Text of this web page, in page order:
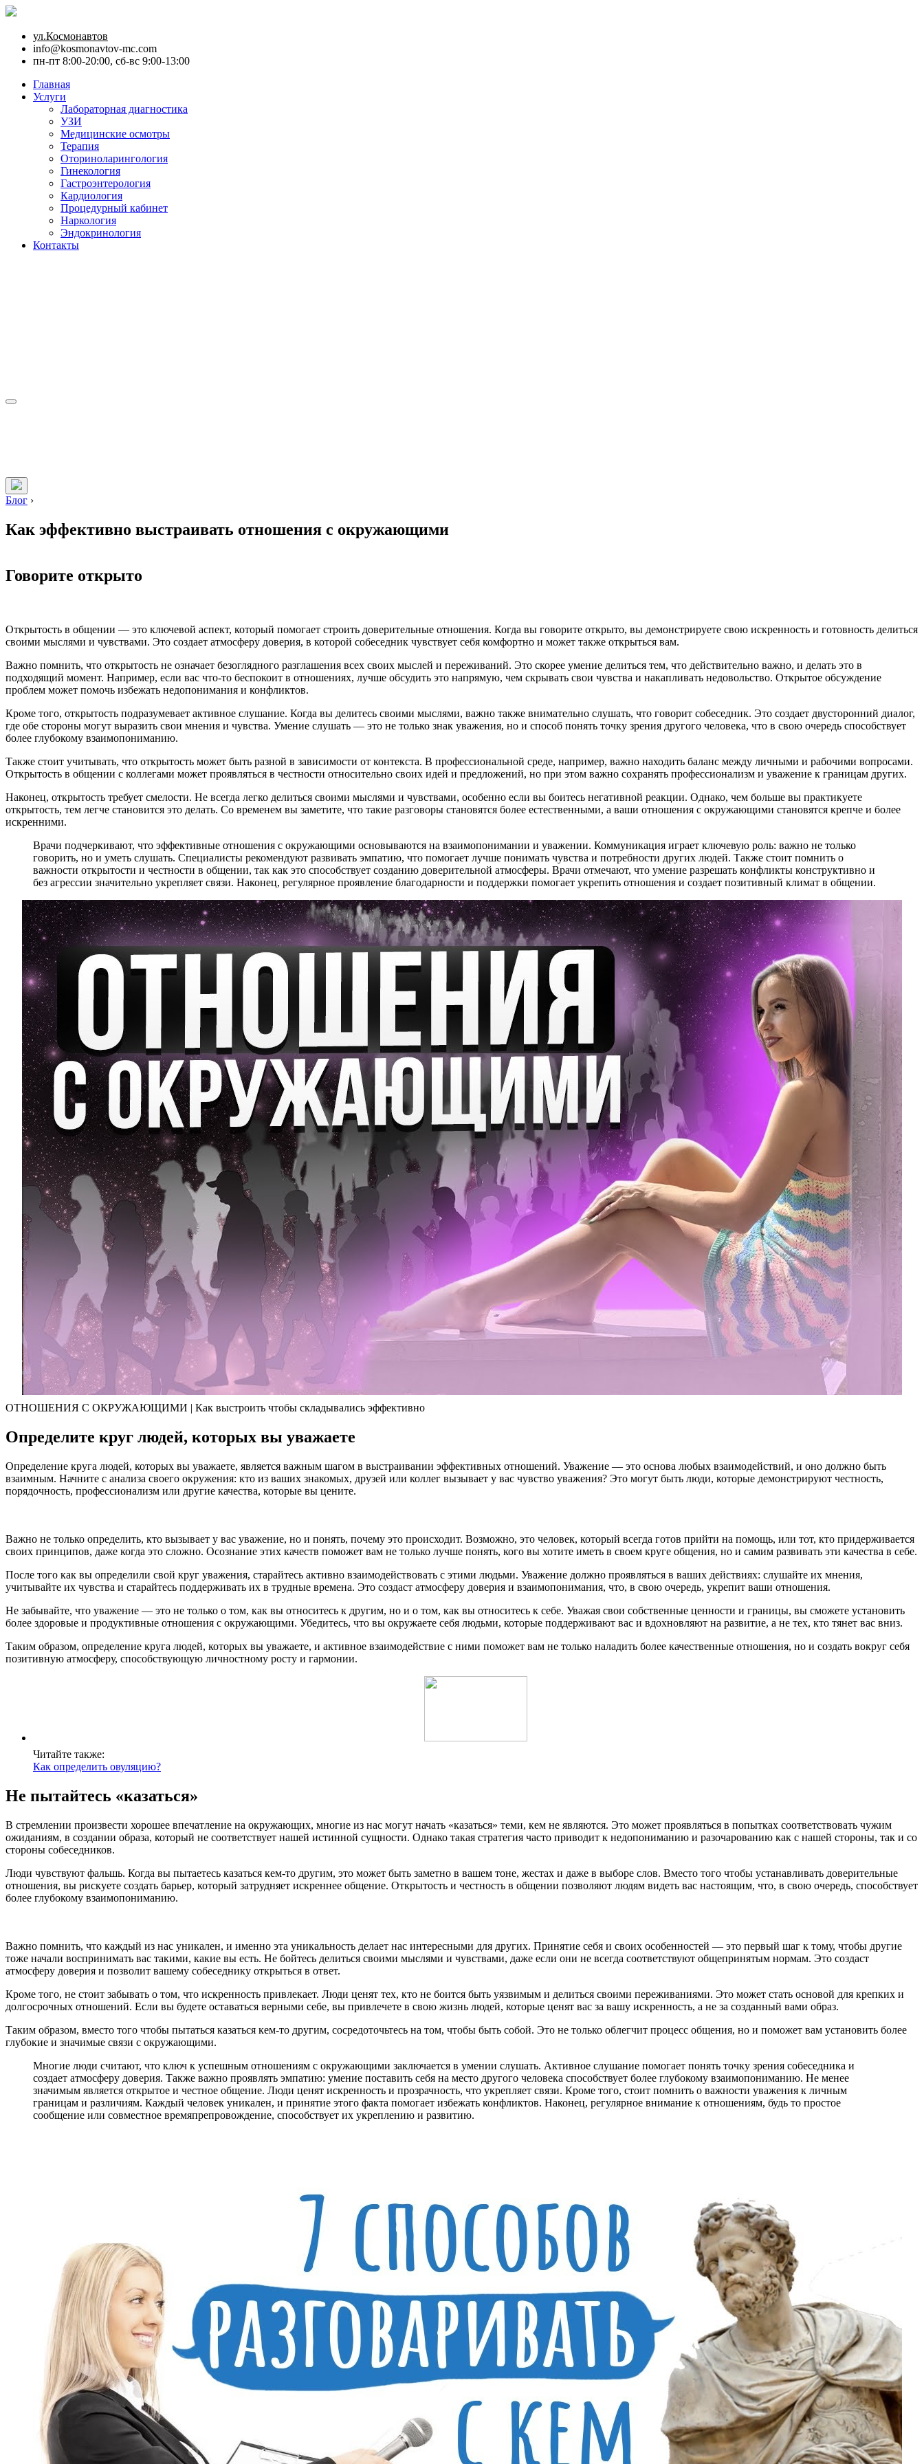
ул.Космонавтов
info@kosmonavtov-mc.com
пн-пт 8:00-20:00, сб-вс 9:00-13:00
Главная
Услуги
Лабораторная диагностика
УЗИ
Медицинские осмотры
Терапия
Оториноларингология
Гинекология
Гастроэнтерология
Кардиология
Процедурный кабинет
Наркология
Эндокринология
Контакты
Блог ›
Как эффективно выстраивать отношения с окружающими
Говорите открыто
Открытость в общении — это ключевой аспект, который помогает строить доверительные отношения. Когда вы говорите открыто, вы демонстрируете свою искренность и готовность делиться
своими мыслями и чувствами. Это создает атмосферу доверия, в которой собеседник чувствует себя комфортно и может также открыться вам.
Важно помнить, что открытость не означает безоглядного разглашения всех своих мыслей и переживаний. Это скорее умение делиться тем, что действительно важно, и делать это в
подходящий момент. Например, если вас что-то беспокоит в отношениях, лучше обсудить это напрямую, чем скрывать свои чувства и накапливать недовольство. Открытое обсуждение
проблем может помочь избежать недопонимания и конфликтов.
Кроме того, открытость подразумевает активное слушание. Когда вы делитесь своими мыслями, важно также внимательно слушать, что говорит собеседник. Это создает двусторонний диалог,
где обе стороны могут выразить свои мнения и чувства. Умение слушать — это не только знак уважения, но и способ понять точку зрения другого человека, что в свою очередь способствует
более глубокому взаимопониманию.
Также стоит учитывать, что открытость может быть разной в зависимости от контекста. В профессиональной среде, например, важно находить баланс между личными и рабочими вопросами.
Открытость в общении с коллегами может проявляться в честности относительно своих идей и предложений, но при этом важно сохранять профессионализм и уважение к границам других.
Наконец, открытость требует смелости. Не всегда легко делиться своими мыслями и чувствами, особенно если вы боитесь негативной реакции. Однако, чем больше вы практикуете
открытость, тем легче становится это делать. Со временем вы заметите, что такие разговоры становятся более естественными, а ваши отношения с окружающими становятся крепче и более
искренними.
Врачи подчеркивают, что эффективные отношения с окружающими основываются на взаимопонимании и уважении. Коммуникация играет ключевую роль: важно не только
говорить, но и уметь слушать. Специалисты рекомендуют развивать эмпатию, что помогает лучше понимать чувства и потребности других людей. Также стоит помнить о
важности открытости и честности в общении, так как это способствует созданию доверительной атмосферы. Врачи отмечают, что умение разрешать конфликты конструктивно и
без агрессии значительно укрепляет связи. Наконец, регулярное проявление благодарности и поддержки помогает укрепить отношения и создает позитивный климат в общении.
ОТНОШЕНИЯ С ОКРУЖАЮЩИМИ | Как выстроить чтобы складывались эффективно
Определите круг людей, которых вы уважаете
Определение круга людей, которых вы уважаете, является важным шагом в выстраивании эффективных отношений. Уважение — это основа любых взаимодействий, и оно должно быть
взаимным. Начните с анализа своего окружения: кто из ваших знакомых, друзей или коллег вызывает у вас чувство уважения? Это могут быть люди, которые демонстрируют честность,
порядочность, профессионализм или другие качества, которые вы цените.
Важно не только определить, кто вызывает у вас уважение, но и понять, почему это происходит. Возможно, это человек, который всегда готов прийти на помощь, или тот, кто придерживается
своих принципов, даже когда это сложно. Осознание этих качеств поможет вам не только лучше понять, кого вы хотите иметь в своем круге общения, но и самим развивать эти качества в себе.
После того как вы определили свой круг уважения, старайтесь активно взаимодействовать с этими людьми. Уважение должно проявляться в ваших действиях: слушайте их мнения,
учитывайте их чувства и старайтесь поддерживать их в трудные времена. Это создаст атмосферу доверия и взаимопонимания, что, в свою очередь, укрепит ваши отношения.
Не забывайте, что уважение — это не только о том, как вы относитесь к другим, но и о том, как вы относитесь к себе. Уважая свои собственные ценности и границы, вы сможете установить
более здоровые и продуктивные отношения с окружающими. Убедитесь, что вы окружаете себя людьми, которые поддерживают вас и вдохновляют на развитие, а не тех, кто тянет вас вниз.
Таким образом, определение круга людей, которых вы уважаете, и активное взаимодействие с ними поможет вам не только наладить более качественные отношения, но и создать вокруг себя
позитивную атмосферу, способствующую личностному росту и гармонии.
Читайте также:
Как определить овуляцию?
Не пытайтесь «казаться»
В стремлении произвести хорошее впечатление на окружающих, многие из нас могут начать «казаться» теми, кем не являются. Это может проявляться в попытках соответствовать чужим
ожиданиям, в создании образа, который не соответствует нашей истинной сущности. Однако такая стратегия часто приводит к недопониманию и разочарованию как с нашей стороны, так и со
стороны собеседников.
Люди чувствуют фальшь. Когда вы пытаетесь казаться кем-то другим, это может быть заметно в вашем тоне, жестах и даже в выборе слов. Вместо того чтобы устанавливать доверительные
отношения, вы рискуете создать барьер, который затрудняет искреннее общение. Открытость и честность в общении позволяют людям видеть вас настоящим, что, в свою очередь, способствует
более глубокому взаимопониманию.
Важно помнить, что каждый из нас уникален, и именно эта уникальность делает нас интересными для других. Принятие себя и своих особенностей — это первый шаг к тому, чтобы другие
тоже начали воспринимать вас такими, какие вы есть. Не бойтесь делиться своими мыслями и чувствами, даже если они не всегда соответствуют общепринятым нормам. Это создаст
атмосферу доверия и позволит вашему собеседнику открыться в ответ.
Кроме того, не стоит забывать о том, что искренность привлекает. Люди ценят тех, кто не боится быть уязвимым и делиться своими переживаниями. Это может стать основой для крепких и
долгосрочных отношений. Если вы будете оставаться верными себе, вы привлечете в свою жизнь людей, которые ценят вас за вашу искренность, а не за созданный вами образ.
Таким образом, вместо того чтобы пытаться казаться кем-то другим, сосредоточьтесь на том, чтобы быть собой. Это не только облегчит процесс общения, но и поможет вам установить более
глубокие и значимые связи с окружающими.
Многие люди считают, что ключ к успешным отношениям с окружающими заключается в умении слушать. Активное слушание помогает понять точку зрения собеседника и
создает атмосферу доверия. Также важно проявлять эмпатию: умение поставить себя на место другого человека способствует более глубокому взаимопониманию. Не менее
значимым является открытое и честное общение. Люди ценят искренность и прозрачность, что укрепляет связи. Кроме того, стоит помнить о важности уважения к личным
границам и различиям. Каждый человек уникален, и принятие этого факта помогает избежать конфликтов. Наконец, регулярное внимание к отношениям, будь то простое
сообщение или совместное времяпрепровождение, способствует их укреплению и развитию.